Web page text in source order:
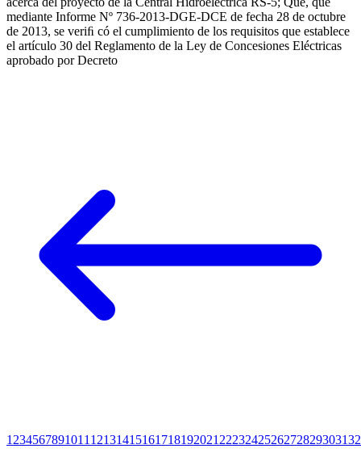
mediante Informe Nº 736-2013-DGE-DCE de fecha 28 de octubre
de 2013, se veriﬁ có el cumplimiento de los requisitos que establece
el artículo 30 del Reglamento de la Ley de Concesiones Eléctricas
aprobado por Decreto
1 234567891011 12131415161718192021 2223242526272829303132